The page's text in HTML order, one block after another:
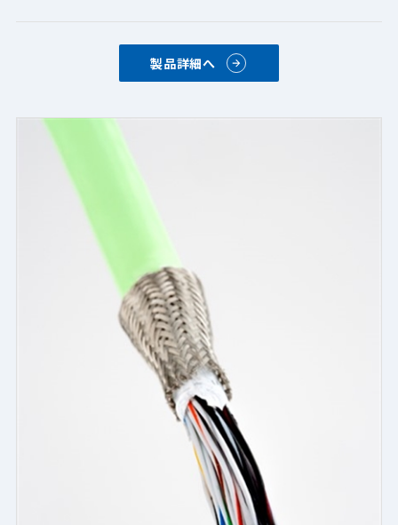
スタムオプションを提供可能です。
更に、同社のケーブル設計エンジニアは、コンセプトから試験
までお客様と連携し、ケーブルがお客様の要件を正確に満たす
ことを保証します。
【導体】
・銅めっきや高力合金を始め、多種多様な導体材料に対応
・小型(AWG24-32相当)、超小型(AWG34-46)サイズ
・電気的仕様、温度条件、サイズのご要求に応じて選定
・ブレード、スパイラル、アルミニウムホイル、その他の材料
・NEWTtuf 補強シリコンゴムケーブルを用いる事で、最適な引
・各種屈曲試験、ねじれ試験、減衰特性試験、伝播速度試験、
製品詳細へ